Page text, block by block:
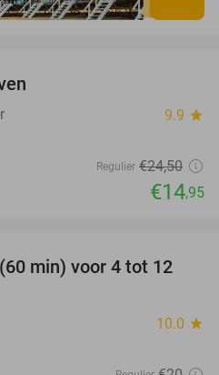
9.9 star
Regulier €24,50
€14,95
30%
min) voor 4 tot 12
10.0 star